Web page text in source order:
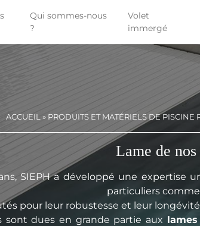
Qui sommes-nous
?
Volet
immergé
ACCUEIL» PRODUITS ET MATÉRIELS DE PISCINE
Lame de
SIEPH a développé une expertise
particuliers
pour leur robustesse et leur
sont dues en grande partie aux